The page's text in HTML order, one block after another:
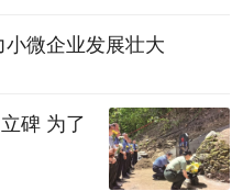
微企业发展壮大
碑 为了